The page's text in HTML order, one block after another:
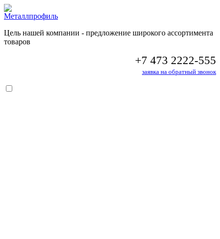
Цель нашей компании - предложение широкого ассортимента
товаров
+7 473 2222-555
заявка на обратный звонок